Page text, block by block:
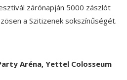
zárónapján 5000 zászlót
a Szitizenek sokszínűségét.
Aréna, Yettel Colosseum